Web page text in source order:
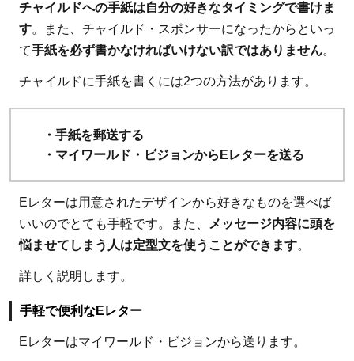
寄付控
除の具
体的な
内容の
りがた
い
7
まと
め：
ワー
ル
ビジ
ン・
チャイルドへの手紙は自分の好きなタイミングで書けま
す。また、チャイルド・スポンサーになったからといっ
て手紙を必ず書かなければいけない訳ではありません。
チャイルドに手紙を書くには2つの方法があります。
・手紙を郵送する
・マイワールド・ビジョンからEレターを送る
Eレターは用意されたデザインから好きなものを選べば
いいのでとても手軽です。また、
メッセージ内容に頭を
悩ませてしまう人は定型文を使うことができます。
詳しく説明します。
手軽で便利なEレター
Eレターはマイワールド・ビジョンから送ります。